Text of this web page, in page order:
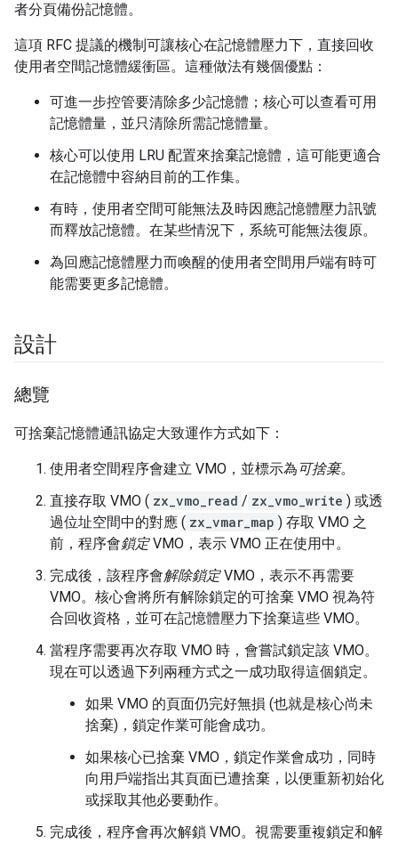
者分頁備份記憶體。
這項 RFC 提議的機制可讓核心在記憶體壓力下，直接回收
使用者空間記憶體緩衝區。這種做法有幾個優點：
可進一步控管要清除多少記憶體；核心可以查看可用
記憶體量，並只清除所需記憶體量。
核心可以使用 LRU 配置來捨棄記憶體，這可能更適合
在記憶體中容納目前的工作集。
有時，使用者空間可能無法及時因應記憶體壓力訊號
而釋放記憶體。在某些情況下，系統可能無法復原。
為回應記憶體壓力而喚醒的使用者空間用戶端有時可
能需要更多記憶體。
設計
總覽
可捨棄記憶體通訊協定大致運作方式如下：
使用者空間程序會建立 VMO，並標示為 可捨棄。
直接存取 VMO ( zx_vmo_read / zx_vmo_write ) 或透
過位址空間中的對應 ( zx_vmar_map ) 存取 VMO 之
前，程序會鎖定VMO，表示 VMO 正在使用中。
完成後，該程序會解除鎖定VMO，表示不再需要
VMO。核心會將所有解除鎖定的可捨棄 VMO 視為符
合回收資格，並可在記憶體壓力下捨棄這些 VMO。
當程序需要再次存取 VMO 時，會嘗試鎖定該 VMO。
現在可以透過下列兩種方式之一成功取得這個鎖定。
如果 VMO 的頁面仍完好無損 (也就是核心尚未
捨棄)，鎖定作業可能會成功。
如果核心已捨棄 VMO，鎖定作業會成功，同時
向用戶端指出其頁面已遭捨棄，以便重新初始化
或採取其他必要動作。
完成後，程序會再次解鎖 VMO。視需要重複鎖定和解